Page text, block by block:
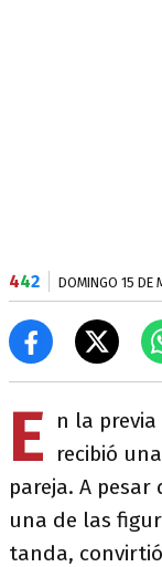
442 DOMINGO 15 DE
E n la
recibió
pareja. A
una de las
tanda,